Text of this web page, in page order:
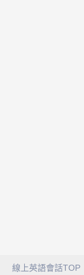
線上英語會話TOP